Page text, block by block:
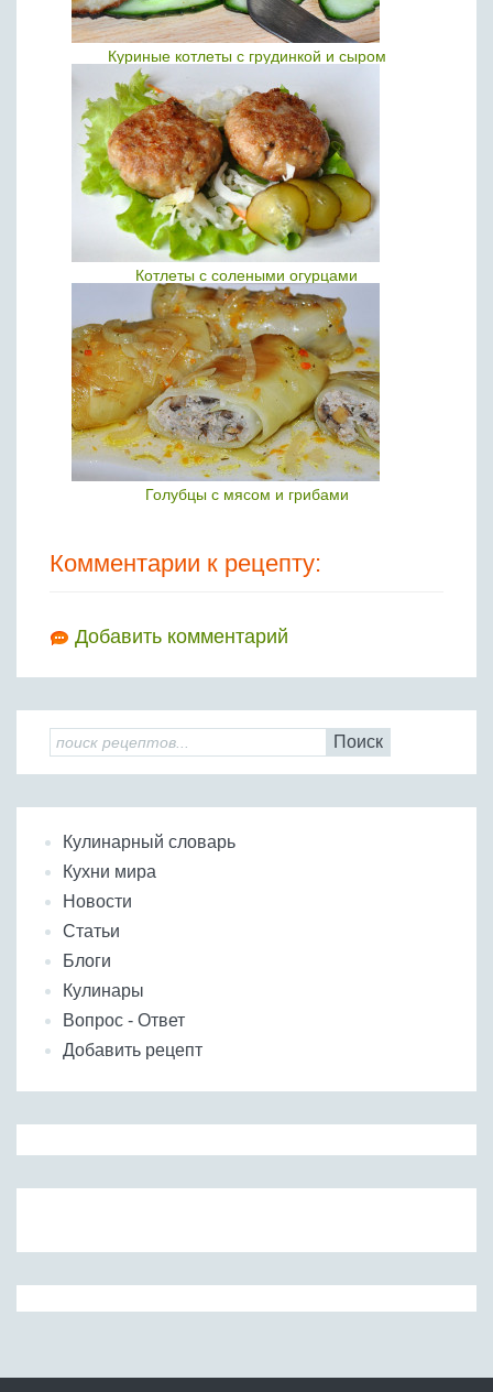
Куриные котлеты с грудинкой и сыром
Котлеты с солеными огурцами
Голубцы с мясом и грибами
Комментарии к рецепту:
Добавить комментарий
Поиск
Кулинарный словарь
Кухни мира
Новости
Статьи
Блоги
Кулинары
Вопрос - Ответ
Добавить рецепт